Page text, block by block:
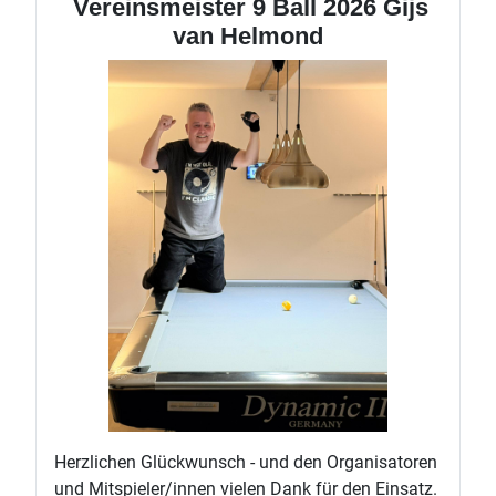
Vereinsmeister 9 Ball 2026 Gijs
van Helmond
Herzlichen Glückwunsch - und den Organisatoren
und Mitspieler/innen vielen Dank für den Einsatz.